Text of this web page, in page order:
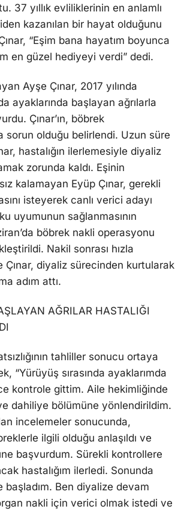
37 yıllık evliliklerinin en anlamlı
kazanılan bir hayat olduğunu
“Eşim bana hayatım boyunca
en güzel hediyeyi verdi” dedi.
Ayşe Çınar, 2017 yılında
ayaklarında başlayan ağrılarla
Çınar’ın, böbrek
sorun olduğu belirlendi. Uzun süre
hastalığın ilerlemesiyle diyaliz
zorunda kaldı. Eşinin
kalamayan Eyüp Çınar, gerekli
isteyerek canlı verici adayı
uyumunun sağlanmasının
böbrek nakli operasyonu
Nakil sonrası hızla
Çınar, diyaliz sürecinden kurtularak
adım attı.
AĞRILAR HASTALIĞI
tahliller sonucu ortaya
“Yürüyüş sırasında ayaklarımda
kontrole gittim. Aile hekimliğinde
dahiliye bölümüne yönlendirildim.
incelemeler sonucunda,
ilgili olduğu anlaşıldı ve
başvurdum. Sürekli kontrollere
hastalığım ilerledi. Sonunda
başladım. Ben diyalize devam
nakli için verici olmak istedi ve